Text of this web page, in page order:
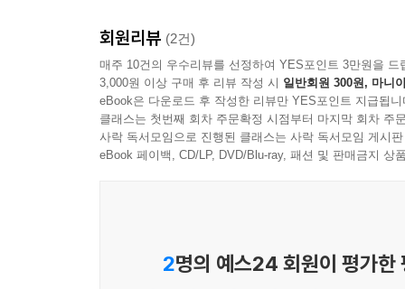
저장한다. 이러한 우리 뇌의 작동 방식을 패턴 인
인공지능(AI)의 한 분야’로 자리잡고 있다. 두뇌
푸는 과정에서 숨어 있는 패턴을 찾아내고 그것
창의력과 상상력, 논리적 사고력, 수학적 사고
것이다. 문제 해결의 시작은 접근 방법을 찾아내
패턴 사이의 효율적인 해법을 찾아낸다면 성공은
회원리뷰 (2건)
매주 10건의 우수리뷰를 선정하여 YES포인트 3만원을 드
3,000원 이상 구매 후 리뷰 작성 시 일반회원 300원, 마니
eBook은 다운로드 후 작성한 리뷰만 YES포인트 지급됩니
클래스는 첫번째 회차 주문확정 시점부터 마지막 회차 주
사락 독서모임으로 진행된 클래스는 사락 독서모임 게시
eBook 페이백, CD/LP, DVD/Blu-ray, 패션 및 판매금지 상
2명의 예스24 회원이 평가한